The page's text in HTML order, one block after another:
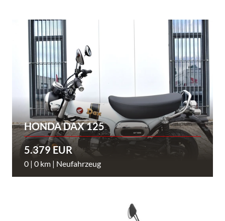
HONDA DAX 125
5.379 EUR
0 | 0 km | Neufahrzeug